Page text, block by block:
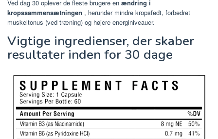
Ved dag 30 oplever de fleste brugere en ændring i
kropssammensætningen , herunder mindre kropsfedt, forbedret
muskeltonus (ved træning) og højere energiniveauer.
Vigtige ingredienser, der skaber
resultater inden for 30 dage